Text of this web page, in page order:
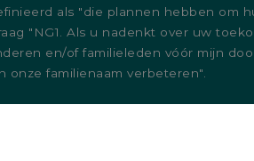
als "die plannen hebben om
"NG1. Als u nadenkt over uw
en/of familieleden vóór mijn
onze familienaam verbeteren".